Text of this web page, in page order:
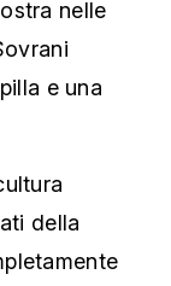
nelle
e una
della